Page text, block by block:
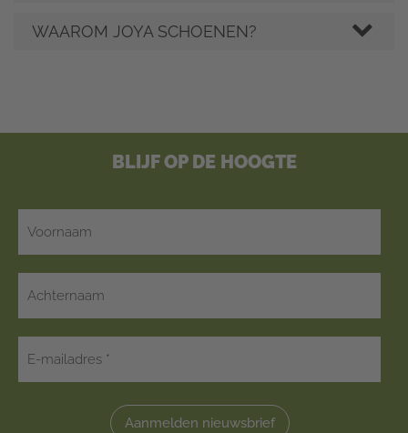
WAAROM JOYA SCHOENEN?
BLIJF OP DE HOOGTE
Aanmelden nieuwsbrief